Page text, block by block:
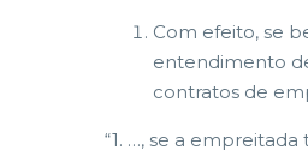
Com efeito, se
entendimento
contratos de
“1. …, se a